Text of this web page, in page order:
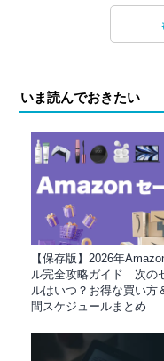
いま読んでおきたい
【保存版】2026年
ル完全攻略ガイド｜次の
ルはいつ？お得な買い方
間スケジュールまとめ